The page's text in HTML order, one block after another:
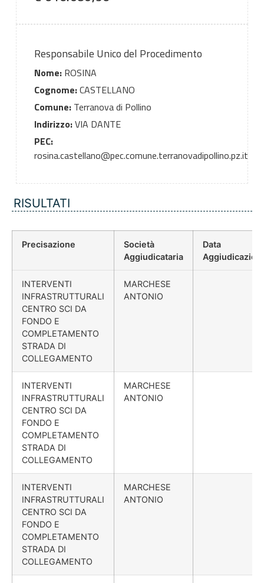
Responsabile Unico del Procedimento
Nome:ROSINA
Cognome:CASTELLANO
Comune:Terranova di Pollino
Indirizzo:VIA DANTE
PEC:
rosina.castellano@pec.comune.terranovadipollino.pz.it
RISULTATI
Precisazione
Società
Aggiudicataria
Data
INTERVENTI
INFRASTRUTTURALI
CENTRO SCI DA
FONDO E
COMPLETAMENTO
STRADA DI
COLLEGAMENTO
MARCHESE
ANTONIO
INTERVENTI
INFRASTRUTTURALI
CENTRO SCI DA
FONDO E
COMPLETAMENTO
STRADA DI
COLLEGAMENTO
MARCHESE
ANTONIO
INTERVENTI
INFRASTRUTTURALI
CENTRO SCI DA
FONDO E
COMPLETAMENTO
STRADA DI
COLLEGAMENTO
MARCHESE
ANTONIO